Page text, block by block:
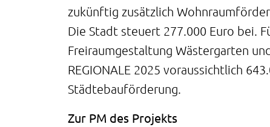
zukünftig zusätzlich
Die Stadt steuert 277.000 Euro bei.
Freiraumgestaltung Wästergarten
REGIONALE 2025 voraussichtlich
Städtebauförderung.
Zur PM des Projekts